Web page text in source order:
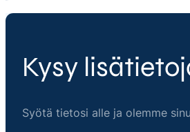
Kysy
Syötä tietosi alle ja olemme